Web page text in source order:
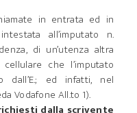
in entrata ed in
all’imputato n.
di un’utenza altra
che l’imputato
dall’E.; ed infatti, nel
Vodafone All.to 1).